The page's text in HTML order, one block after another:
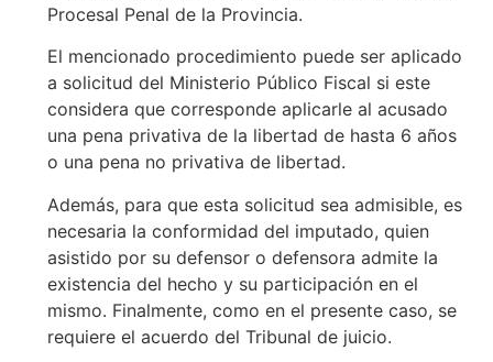
Procesal Penal de la Provincia.
El mencionado procedimiento puede ser aplicado
a solicitud del Ministerio Público Fiscal si este
considera que corresponde aplicarle al acusado
una pena privativa de la libertad de hasta 6 años
o una pena no privativa de libertad.
Además, para que esta solicitud sea admisible, es
necesaria la conformidad del imputado, quien
asistido por su defensor o defensora admite la
existencia del hecho y su participación en el
mismo. Finalmente, como en el presente caso, se
requiere el acuerdo del Tribunal de juicio.